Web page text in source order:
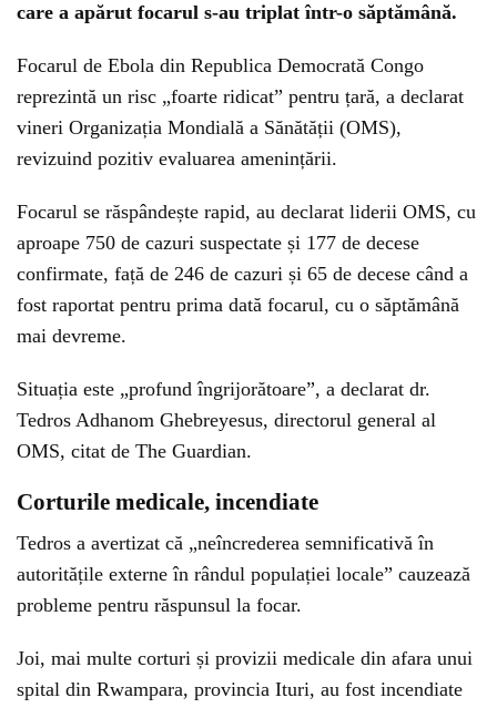
care a apărut focarul s-au triplat într-o săptămână.
Focarul de Ebola din Republica Democrată Congo
reprezintă un risc „foarte ridicat” pentru țară, a declarat
vineri Organizația Mondială a Sănătății (OMS),
revizuind pozitiv evaluarea amenințării.
Focarul se răspândește rapid, au declarat liderii OMS, cu
aproape 750 de cazuri suspectate și 177 de decese
confirmate, față de 246 de cazuri și 65 de decese când a
fost raportat pentru prima dată focarul, cu o săptămână
mai devreme.
Situația este „profund îngrijorătoare”, a declarat dr.
Tedros Adhanom Ghebreyesus, directorul general al
OMS, citat de The Guardian.
Corturile medicale, incendiate
Tedros a avertizat că „neîncrederea semnificativă în
autoritățile externe în rândul populației locale” cauzează
probleme pentru răspunsul la focar.
Joi, mai multe corturi și provizii medicale din afara unui
spital din Rwampara, provincia Ituri, au fost incendiate